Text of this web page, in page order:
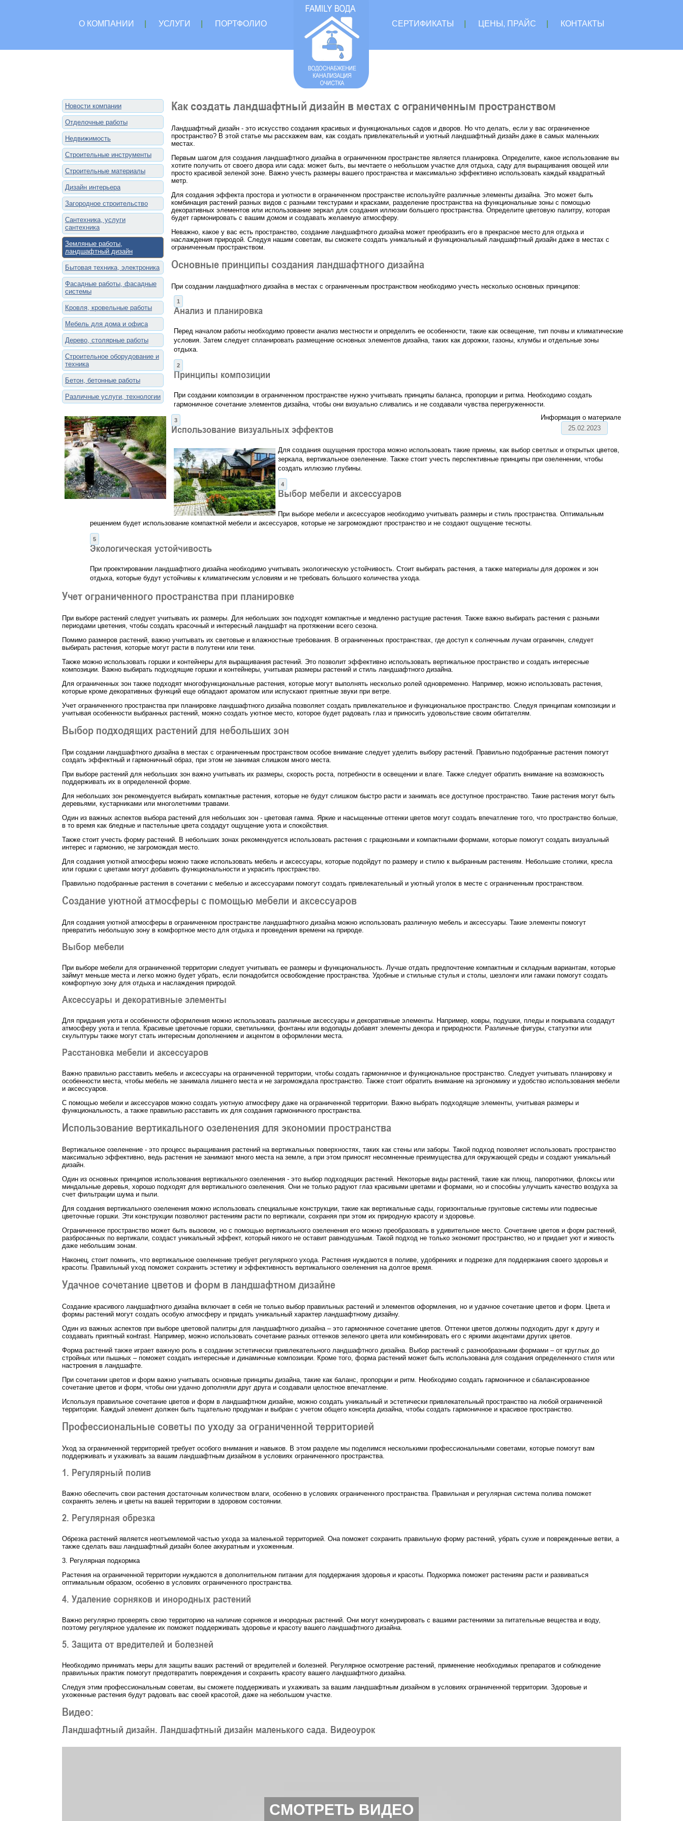
О КОМПАНИИ УСЛУГИ ПОРТФОЛИО СЕРТИФИКАТЫ ЦЕНЫ, ПРАЙС КОНТАКТЫ
Новости компании
Отделочные работы
Недвижимость
Строительные инструменты
Строительные материалы
Дизайн интерьера
Загородное строительство
Сантехника, услуги
сантехника
Земляные работы,
ландшафтный дизайн
Бытовая техника, электроника
Фасадные работы, фасадные
системы
Кровля, кровельные работы
Мебель для дома и офиса
Дерево, столярные работы
Строительное оборудование и
техника
Бетон, бетонные работы
Различные услуги, технологии
Как создать ландшафтный дизайн в местах с ограниченным пространством
Информация о материале
25.02.2023
Ландшафтный дизайн - это искусство создания красивых и функциональных садов и дворов. Но что делать, если у вас ограниченное
пространство? В этой статье мы расскажем вам, как создать привлекательный и уютный ландшафтный дизайн даже в самых маленьких
местах.
Первым шагом для создания ландшафтного дизайна в ограниченном пространстве является планировка. Определите, какое использование вы
хотите получить от своего двора или сада: может быть, вы мечтаете о небольшом участке для отдыха, саду для выращивания овощей или
просто красивой зеленой зоне. Важно учесть размеры вашего пространства и максимально эффективно использовать каждый квадратный
метр.
Для создания эффекта простора и уютности в ограниченном пространстве используйте различные элементы дизайна. Это может быть
комбинация растений разных видов с разными текстурами и красками, разделение пространства на функциональные зоны с помощью
декоративных элементов или использование зеркал для создания иллюзии большего пространства. Определите цветовую палитру, которая
будет гармонировать с вашим домом и создавать желаемую атмосферу.
Неважно, какое у вас есть пространство, создание ландшафтного дизайна может преобразить его в прекрасное место для отдыха и
наслаждения природой. Следуя нашим советам, вы сможете создать уникальный и функциональный ландшафтный дизайн даже в местах с
ограниченным пространством.
Основные принципы создания ландшафтного дизайна
При создании ландшафтного дизайна в местах с ограниченным пространством необходимо учесть несколько основных принципов:
Анализ и планировка
Перед началом работы необходимо провести анализ местности и определить ее особенности, такие как освещение, тип почвы и климатические
условия. Затем следует спланировать размещение основных элементов дизайна, таких как дорожки, газоны, клумбы и отдельные зоны
отдыха.
Принципы композиции
При создании композиции в ограниченном пространстве нужно учитывать принципы баланса, пропорции и ритма. Необходимо создать
гармоничное сочетание элементов дизайна, чтобы они визуально сливались и не создавали чувства перегруженности.
Использование визуальных эффектов
Для создания ощущения простора можно использовать такие приемы, как выбор светлых и открытых цветов,
зеркала, вертикальное озеленение. Также стоит учесть перспективные принципы при озеленении, чтобы
создать иллюзию глубины.
Выбор мебели и аксессуаров
При выборе мебели и аксессуаров необходимо учитывать размеры и стиль пространства. Оптимальным
решением будет использование компактной мебели и аксессуаров, которые не загромождают пространство и не создают ощущение тесноты.
Экологическая устойчивость
При проектировании ландшафтного дизайна необходимо учитывать экологическую устойчивость. Стоит выбирать растения, а также материалы для дорожек и зон
отдыха, которые будут устойчивы к климатическим условиям и не требовать большого количества ухода.
Учет ограниченного пространства при планировке
При выборе растений следует учитывать их размеры. Для небольших зон подходят компактные и медленно растущие растения. Также важно выбирать растения с разными
периодами цветения, чтобы создать красочный и интересный ландшафт на протяжении всего сезона.
Помимо размеров растений, важно учитывать их световые и влажностные требования. В ограниченных пространствах, где доступ к солнечным лучам ограничен, следует
выбирать растения, которые могут расти в полутени или тени.
Также можно использовать горшки и контейнеры для выращивания растений. Это позволит эффективно использовать вертикальное пространство и создать интересные
композиции. Важно выбирать подходящие горшки и контейнеры, учитывая размеры растений и стиль ландшафтного дизайна.
Для ограниченных зон также подходят многофункциональные растения, которые могут выполнять несколько ролей одновременно. Например, можно использовать растения,
которые кроме декоративных функций еще обладают ароматом или испускают приятные звуки при ветре.
Учет ограниченного пространства при планировке ландшафтного дизайна позволяет создать привлекательное и функциональное пространство. Следуя принципам композиции и
учитывая особенности выбранных растений, можно создать уютное место, которое будет радовать глаз и приносить удовольствие своим обитателям.
Выбор подходящих растений для небольших зон
При создании ландшафтного дизайна в местах с ограниченным пространством особое внимание следует уделить выбору растений. Правильно подобранные растения помогут
создать эффектный и гармоничный образ, при этом не занимая слишком много места.
При выборе растений для небольших зон важно учитывать их размеры, скорость роста, потребности в освещении и влаге. Также следует обратить внимание на возможность
поддерживать их в определенной форме.
Для небольших зон рекомендуется выбирать компактные растения, которые не будут слишком быстро расти и занимать все доступное пространство. Такие растения могут быть
деревьями, кустарниками или многолетними травами.
Один из важных аспектов выбора растений для небольших зон - цветовая гамма. Яркие и насыщенные оттенки цветов могут создать впечатление того, что пространство больше,
в то время как бледные и пастельные цвета создадут ощущение уюта и спокойствия.
Также стоит учесть форму растений. В небольших зонах рекомендуется использовать растения с грациозными и компактными формами, которые помогут создать визуальный
интерес и гармонию, не загромождая место.
Для создания уютной атмосферы можно также использовать мебель и аксессуары, которые подойдут по размеру и стилю к выбранным растениям. Небольшие столики, кресла
или горшки с цветами могут добавить функциональности и украсить пространство.
Правильно подобранные растения в сочетании с мебелью и аксессуарами помогут создать привлекательный и уютный уголок в месте с ограниченным пространством.
Создание уютной атмосферы с помощью мебели и аксессуаров
Для создания уютной атмосферы в ограниченном пространстве ландшафтного дизайна можно использовать различную мебель и аксессуары. Такие элементы помогут
превратить небольшую зону в комфортное место для отдыха и проведения времени на природе.
Выбор мебели
При выборе мебели для ограниченной территории следует учитывать ее размеры и функциональность. Лучше отдать предпочтение компактным и складным вариантам, которые
займут меньше места и легко можно будет убрать, если понадобится освобождение пространства. Удобные и стильные стулья и столы, шезлонги или гамаки помогут создать
комфортную зону для отдыха и наслаждения природой.
Аксессуары и декоративные элементы
Для придания уюта и особенности оформления можно использовать различные аксессуары и декоративные элементы. Например, ковры, подушки, пледы и покрывала создадут
атмосферу уюта и тепла. Красивые цветочные горшки, светильники, фонтаны или водопады добавят элементы декора и природности. Различные фигуры, статуэтки или
скульптуры также могут стать интересным дополнением и акцентом в оформлении места.
Расстановка мебели и аксессуаров
Важно правильно расставить мебель и аксессуары на ограниченной территории, чтобы создать гармоничное и функциональное пространство. Следует учитывать планировку и
особенности места, чтобы мебель не занимала лишнего места и не загромождала пространство. Также стоит обратить внимание на эргономику и удобство использования мебели
и аксессуаров.
С помощью мебели и аксессуаров можно создать уютную атмосферу даже на ограниченной территории. Важно выбрать подходящие элементы, учитывая размеры и
функциональность, а также правильно расставить их для создания гармоничного пространства.
Использование вертикального озеленения для экономии пространства
Вертикальное озеленение - это процесс выращивания растений на вертикальных поверхностях, таких как стены или заборы. Такой подход позволяет использовать пространство
максимально эффективно, ведь растения не занимают много места на земле, а при этом приносят несомненные преимущества для окружающей среды и создают уникальный
дизайн.
Один из основных принципов использования вертикального озеленения - это выбор подходящих растений. Некоторые виды растений, такие как плющ, папоротники, флоксы или
миндальные деревья, хорошо подходят для вертикального озеленения. Они не только радуют глаз красивыми цветами и формами, но и способны улучшить качество воздуха за
счет фильтрации шума и пыли.
Для создания вертикального озеленения можно использовать специальные конструкции, такие как вертикальные сады, горизонтальные грунтовые системы или подвесные
цветочные горшки. Эти конструкции позволяют растениям расти по вертикали, сохраняя при этом их природную красоту и здоровье.
Ограниченное пространство может быть вызовом, но с помощью вертикального озеленения его можно преобразовать в удивительное место. Сочетание цветов и форм растений,
разбросанных по вертикали, создаст уникальный эффект, который никого не оставит равнодушным. Такой подход не только экономит пространство, но и придает уют и живость
даже небольшим зонам.
Наконец, стоит помнить, что вертикальное озеленение требует регулярного ухода. Растения нуждаются в поливе, удобрениях и подрезке для поддержания своего здоровья и
красоты. Правильный уход поможет сохранить эстетику и эффективность вертикального озеленения на долгое время.
Удачное сочетание цветов и форм в ландшафтном дизайне
Создание красивого ландшафтного дизайна включает в себя не только выбор правильных растений и элементов оформления, но и удачное сочетание цветов и форм. Цвета и
формы растений могут создать особую атмосферу и придать уникальный характер ландшафтному дизайну.
Один из важных аспектов при выборе цветовой палитры для ландшафтного дизайна – это гармоничное сочетание цветов. Оттенки цветов должны подходить друг к другу и
создавать приятный конtrаst. Например, можно использовать сочетание разных оттенков зеленого цвета или комбинировать его с яркими акцентами других цветов.
Форма растений также играет важную роль в создании эстетически привлекательного ландшафтного дизайна. Выбор растений с разнообразными формами – от круглых до
стройных или пышных – поможет создать интересные и динамичные композиции. Кроме того, форма растений может быть использована для создания определенного стиля или
настроения в ландшафте.
При сочетании цветов и форм важно учитывать основные принципы дизайна, такие как баланс, пропорции и ритм. Необходимо создать гармоничное и сбалансированное
сочетание цветов и форм, чтобы они удачно дополняли друг друга и создавали целостное впечатление.
Используя правильное сочетание цветов и форм в ландшафтном дизайне, можно создать уникальный и эстетически привлекательный пространство на любой ограниченной
территории. Каждый элемент должен быть тщательно продуман и выбран с учетом общего конceptа дизайна, чтобы создать гармоничное и красивое пространство.
Профессиональные советы по уходу за ограниченной территорией
Уход за ограниченной территорией требует особого внимания и навыков. В этом разделе мы поделимся несколькими профессиональными советами, которые помогут вам
поддерживать и ухаживать за вашим ландшафтным дизайном в условиях ограниченного пространства.
1. Регулярный полив
Важно обеспечить свои растения достаточным количеством влаги, особенно в условиях ограниченного пространства. Правильная и регулярная система полива поможет
сохранять зелень и цветы на вашей территории в здоровом состоянии.
2. Регулярная обрезка
Обрезка растений является неотъемлемой частью ухода за маленькой территорией. Она поможет сохранить правильную форму растений, убрать сухие и поврежденные ветви, а
также сделать ваш ландшафтный дизайн более аккуратным и ухоженным.
3. Регулярная подкормка
Растения на ограниченной территории нуждаются в дополнительном питании для поддержания здоровья и красоты. Подкормка поможет растениям расти и развиваться
оптимальным образом, особенно в условиях ограниченного пространства.
4. Удаление сорняков и инородных растений
Важно регулярно проверять свою территорию на наличие сорняков и инородных растений. Они могут конкурировать с вашими растениями за питательные вещества и воду,
поэтому регулярное удаление их поможет поддерживать здоровье и красоту вашего ландшафтного дизайна.
5. Защита от вредителей и болезней
Необходимо принимать меры для защиты ваших растений от вредителей и болезней. Регулярное осмотрение растений, применение необходимых препаратов и соблюдение
правильных практик помогут предотвратить повреждения и сохранить красоту вашего ландшафтного дизайна.
Следуя этим профессиональным советам, вы сможете поддерживать и ухаживать за вашим ландшафтным дизайном в условиях ограниченной территории. Здоровые и
ухоженные растения будут радовать вас своей красотой, даже на небольшом участке.
Видео:
Ландшафтный дизайн. Ландшафтный дизайн маленького сада. Видеоурок
СМОТРЕТЬ ВИДЕО